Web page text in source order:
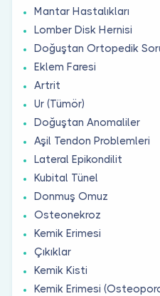
Mantar Hastalıkları
Lomber Disk Hernisi
Doğuştan Ortopedik
Eklem Faresi
Artrit
Ur (Tümör)
Doğuştan Anomaliler
Aşil Tendon Problemleri
Lateral Epikondilit
Kubital Tünel
Donmuş Omuz
Osteonekroz
Kemik Erimesi
Çıkıklar
Kemik Kisti
Kemik Erimesi